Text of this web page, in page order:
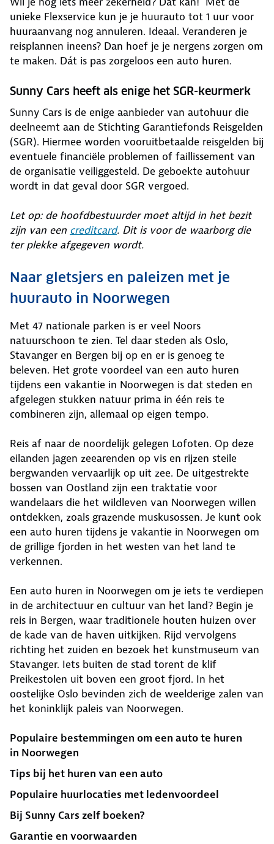
unieke Flexservice kun je je huurauto tot 1 uur voor
huuraanvang nog annuleren. Ideaal. Veranderen je
reisplannen ineens? Dan hoef je je nergens zorgen om
te maken. Dát is pas zorgeloos een auto huren.
Sunny Cars heeft als enige het SGR-keurmerk
Sunny Cars is de enige aanbieder van autohuur die
deelneemt aan de Stichting Garantiefonds Reisgelden
(SGR). Hiermee worden vooruitbetaalde reisgelden bij
eventuele financiële problemen of faillissement van
de organisatie veiliggesteld. De geboekte autohuur
wordt in dat geval door SGR vergoed.
Let op: de hoofdbestuurder moet altijd in het bezit
zijn van een creditcard. Dit is voor de waarborg die
ter plekke afgegeven wordt.
Naar gletsjers en paleizen met je
huurauto in Noorwegen
Met 47 nationale parken is er veel Noors
natuurschoon te zien. Tel daar steden als Oslo,
Stavanger en Bergen bij op en er is genoeg te
beleven. Het grote voordeel van een auto huren
tijdens een vakantie in Noorwegen is dat steden en
afgelegen stukken natuur prima in één reis te
combineren zijn, allemaal op eigen tempo.
Reis af naar de noordelijk gelegen Lofoten. Op deze
eilanden jagen zeearenden op vis en rijzen steile
bergwanden vervaarlijk op uit zee. De uitgestrekte
bossen van Oostland zijn een traktatie voor
wandelaars die het wildleven van Noorwegen willen
ontdekken, zoals grazende muskusossen. Je kunt ook
een auto huren tijdens je vakantie in Noorwegen om
de grillige fjorden in het westen van het land te
verkennen.
Een auto huren in Noorwegen om je iets te verdiepen
in de architectuur en cultuur van het land? Begin je
reis in Bergen, waar traditionele houten huizen over
de kade van de haven uitkijken. Rijd vervolgens
richting het zuiden en bezoek het kunstmuseum van
Stavanger. Iets buiten de stad torent de klif
Preikestolen uit boven een groot fjord. In het
oostelijke Oslo bevinden zich de weelderige zalen van
het koninklijk paleis van Noorwegen.
Populaire bestemmingen om een auto te huren
in Noorwegen
Tips bij het huren van een auto
Populaire huurlocaties met ledenvoordeel
Bij Sunny Cars zelf boeken?
Garantie en voorwaarden